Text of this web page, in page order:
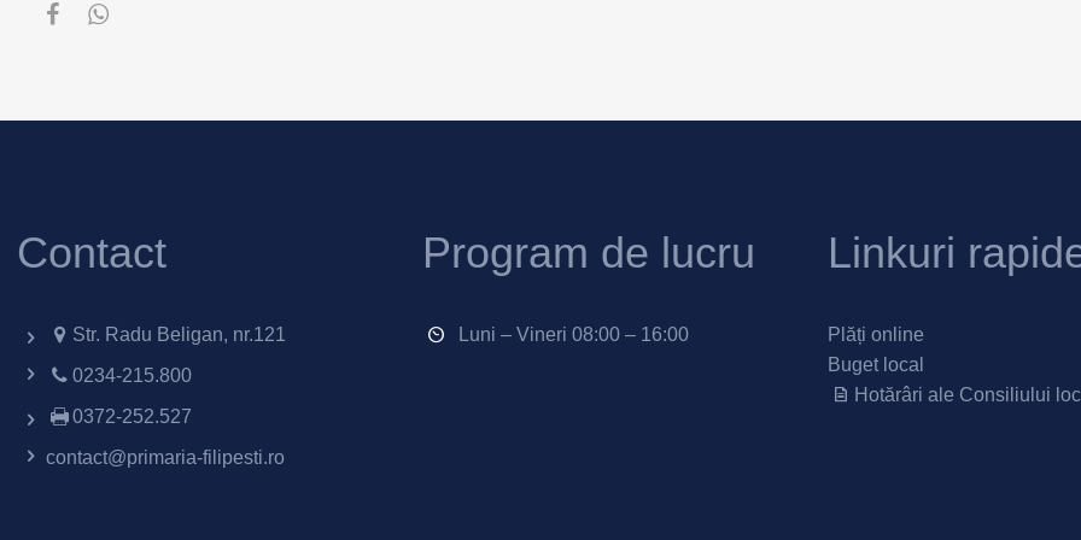
Contact
Str. Radu Beligan, nr.121
0234-215.800
0372-252.527
contact@primaria-filipesti.ro
Program de lucru
Luni – Vineri 08:00 – 16:00
Linkuri
Plăți online
Buget local
Hotărâri ale Consiliului